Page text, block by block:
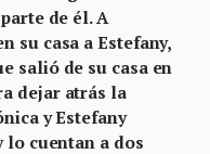
de él. A
su casa a Estefany,
salió de su casa en
dejar atrás la
y Estefany
lo cuentan a dos